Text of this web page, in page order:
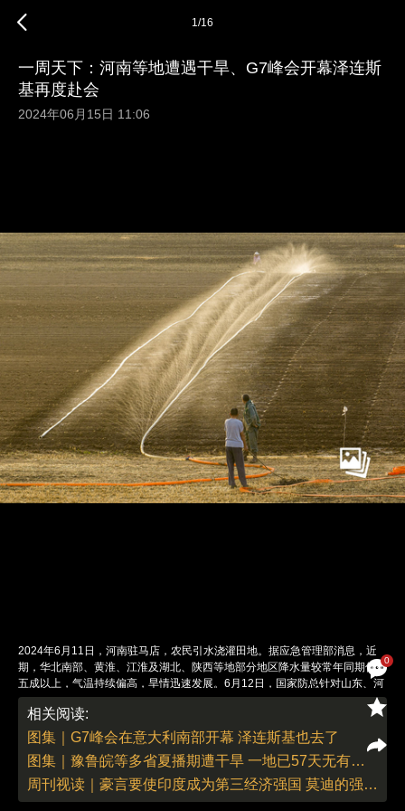
0
1/16
一周天下：河南等地遭遇干旱、G7峰会开幕泽连斯
基再度赴会
2024年06月15日 11:06
2024年6月11日，河南驻马店，农民引水浇灌田地。据应急管理部消息，近
期，华北南部、黄淮、江淮及湖北、陕西等地部分地区降水量较常年同期偏少
五成以上，气温持续偏高，旱情迅速发展。6月12日，国家防总针对山东、河
南两省启动抗旱四级应急响应。图：视觉中国
责任编辑：董德 | 版面编辑：朱传涛
相关阅读:
图集｜G7峰会在意大利南部开幕 泽连斯基也去了
图集｜豫鲁皖等多省夏播期遭干旱 一地已57天无有效降雨
周刊视读｜豪言要使印度成为第三经济强国 莫迪的强势总理之路